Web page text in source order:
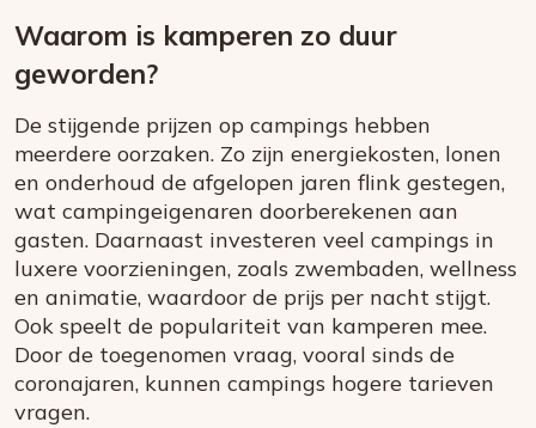
Waarom is kamperen zo duur
geworden?
De stijgende prijzen op campings hebben
meerdere oorzaken. Zo zijn energiekosten, lonen
en onderhoud de afgelopen jaren flink gestegen,
wat campingeigenaren doorberekenen aan
gasten. Daarnaast investeren veel campings in
luxere voorzieningen, zoals zwembaden, wellness
en animatie, waardoor de prijs per nacht stijgt.
Ook speelt de populariteit van kamperen mee.
Door de toegenomen vraag, vooral sinds de
coronajaren, kunnen campings hogere tarieven
vragen.